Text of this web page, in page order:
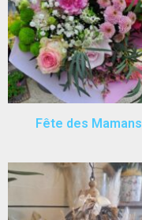
Fête des Mamans